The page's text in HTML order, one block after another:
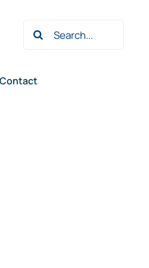
Zoeken
naar:
Contact